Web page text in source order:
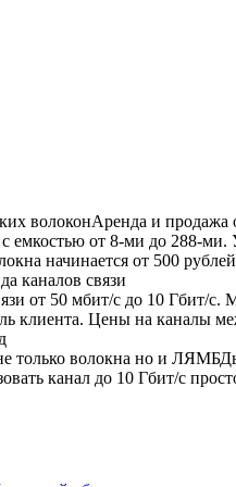
Аренда и продажа
емкостью от 8-ми до 288-ми.
начинается от 500
каналов связи
от 50 мбит/с до 10 Гбит/
клиента. Цены на каналы
только волокна но и
канал до 10 Гбит/с